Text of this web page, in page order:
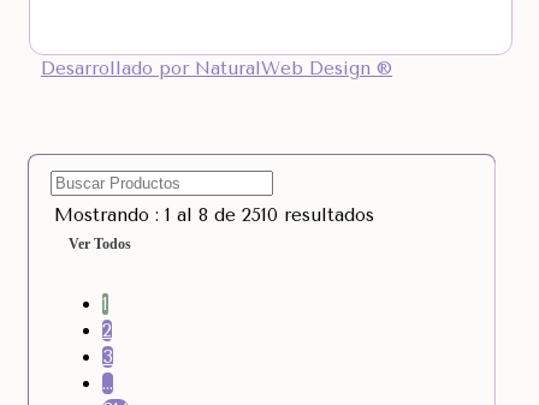
Desarrollado por NaturalWeb Design ®
Mostrando : 1 al 8 de 2510 resultados
Ver Todos
1
2
3
…